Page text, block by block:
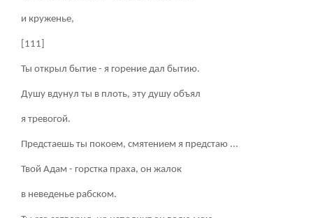
и круженье,
[111]
Ты открыл бытие - я горение дал бытию.
Душу вдунул ты в плоть, эту душу объял
я тревогой.
Предстаешь ты покоем, смятением я предстаю ...
Твой Адам - горстка праха, он жалок
в неведенье рабском.